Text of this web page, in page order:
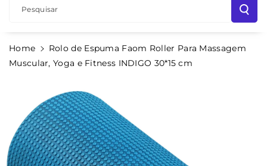
Pesquisar
Home
Rolo de Espuma Faom Roller Para Massagem
Muscular, Yoga e Fitness INDIGO 30*15 cm
Saltar Para
Informação
Produto